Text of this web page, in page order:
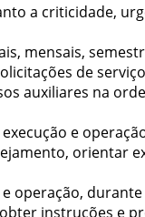
a criticidade,
mensais,
de
auxiliares na
e
orientar
operação,
instruções e